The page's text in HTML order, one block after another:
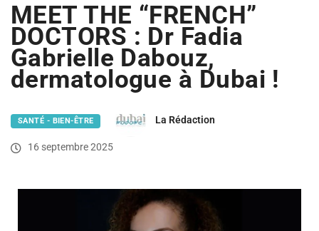
MEET THE “FRENCH”
DOCTORS : Dr Fadia
Gabrielle Dabouz,
dermatologue à Dubai !
SANTÉ - BIEN-ÊTRE La Rédaction
16 septembre 2025